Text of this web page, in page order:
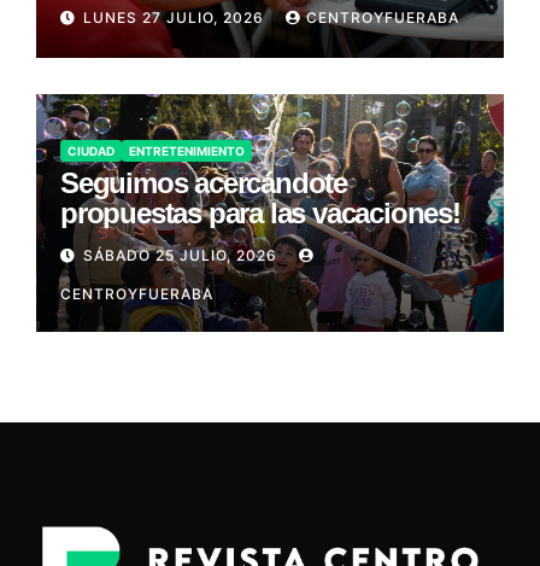
LUNES 27 JULIO, 2026 CENTROYFUERABA
CIUDAD ENTRETENIMIENTO
Seguimos acercándote
propuestas para las vacaciones!
SÁBADO 25 JULIO, 2026
CENTROYFUERABA